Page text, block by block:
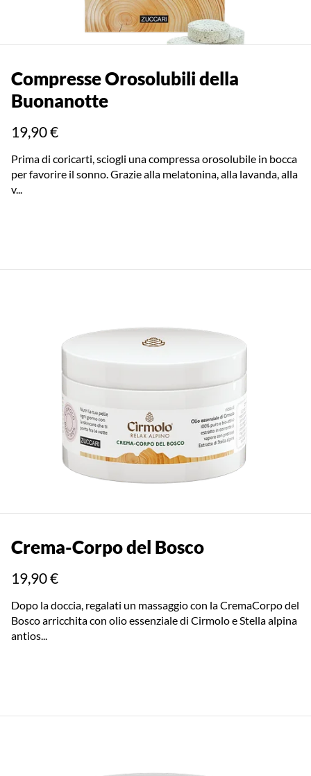
Compresse Orosolubili della
Buonanotte
19,90 €
Prima di coricarti, sciogli una compressa orosolubile in bocca
per favorire il sonno. Grazie alla melatonina, alla lavanda, alla
v...
Crema-Corpo del Bosco
19,90 €
Dopo la doccia, regalati un massaggio con la CremaCorpo del
Bosco arricchita con olio essenziale di Cirmolo e Stella alpina
antios...